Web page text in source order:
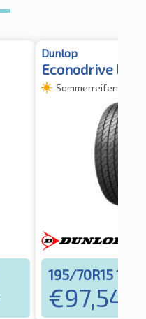
Dunlop
Econodrive LT C
Sommerreifen
195/70R15 104S
€97,54